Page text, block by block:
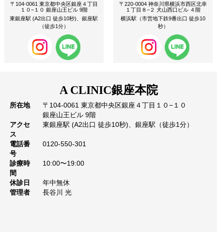
〒104-0061 東京都中央区銀座４丁目
１０−１０ 銀座山王ビル 9階
東銀座駅 (A2出口 徒歩10秒)、銀座駅
（徒歩1分）
〒220-0004 神奈川県横浜市西区北幸
１丁目８−２ 犬山西口ビル ４階
横浜駅（市営地下鉄9番出口 徒歩10
秒）
A CLINIC銀座本院
所在地
〒104-0061 東京都中央区銀座４丁目１０−１０
銀座山王ビル 9階
アクセ
ス
東銀座駅 (A2出口 徒歩10秒)、銀座駅（徒歩1分）
電話番
号
0120-550-301
診療時
間
10:00〜19:00
休診日
年中無休
管理者
長谷川 光